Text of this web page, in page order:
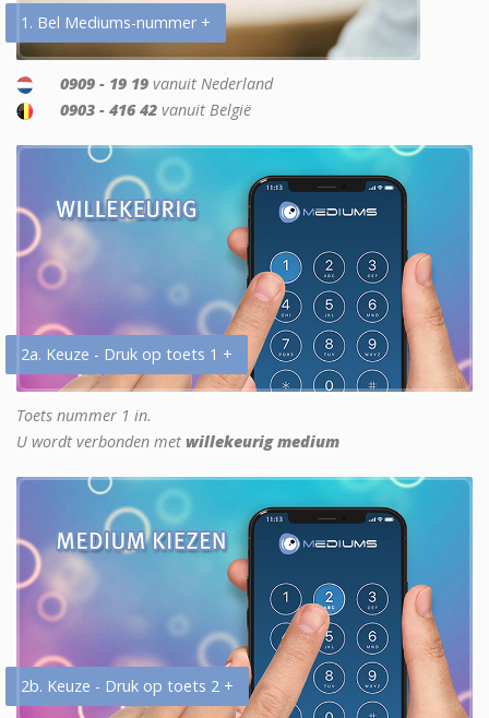
1. Bel Mediums-nummer +
0909 - 19 19 vanuit Nederland
0903 - 416 42 vanuit België
2a. Keuze - Druk op toets 1 +
Toets nummer 1 in.
U wordt verbonden met willekeurig medium
2b. Keuze - Druk op toets 2 +